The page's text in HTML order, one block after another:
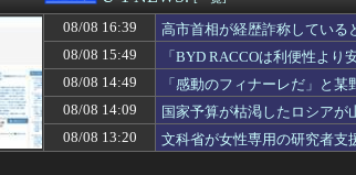
安藤萌々アナ セクシーポーズ！！
【艦これ】E4甲モガ切って攻略中にモガ
【海外の反応】中国がAI開発の主導権を
韓国人「17億ウォンのマンション持ちも
【閲覧注意】イスラム教徒の指導者、11
チー牛がイキり出した時に着るブランド
ラスボス戦が好きなゲームは？
ファン付き作業着使用男性熱中症で死亡
08/08 16:39
高市首相が経歴詐称してい
受けまくり……
08/08 15:49
「BYD RACCOは利便性よ
08/08 14:49
「感動のフィナーレだ」と
に……
08/08 14:09
国家予算が枯渇したロシア
る……
08/08 13:20 文科省が女性専用の研究者